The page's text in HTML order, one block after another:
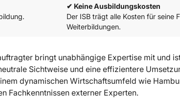
✔ Keine Ausbildungskosten
Der ISB trägt alle Kosten für seine
Weiterbildungen.
bringt unabhängige Expertise mit und
Sichtweise und eine effizientere
dynamischen Wirtschaftsumfeld wie
Fachkenntnissen externer Experten.